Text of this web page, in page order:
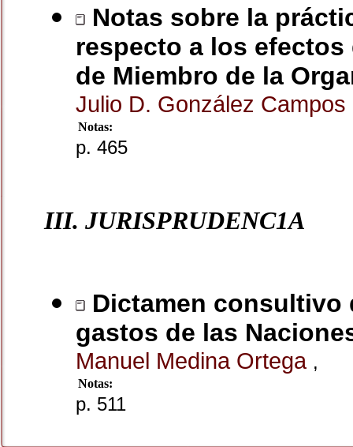
Notas sobre la
respecto a los
de Miembro de la
Julio D. González Campos
Notas:
p. 465
III. JURISPRUDENC1A
Dictamen consultivo
gastos de las
Manuel Medina Ortega ,
Notas:
p. 511